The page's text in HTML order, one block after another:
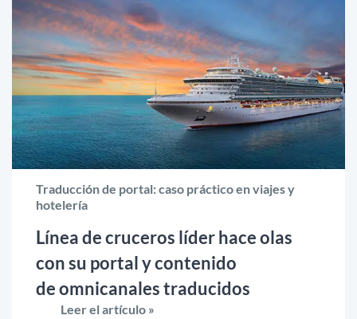
Traducción de portal: caso práctico en viajes y
hotelería
Línea de cruceros líder hace olas
con su portal y contenido
de omnicanales traducidos
Leer el artículo »